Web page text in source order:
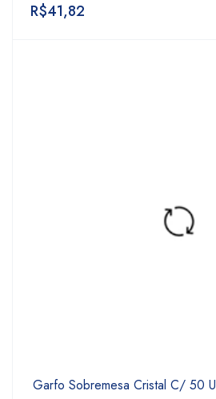
R$41,82
Garfo Sobremesa Cristal C/ 50